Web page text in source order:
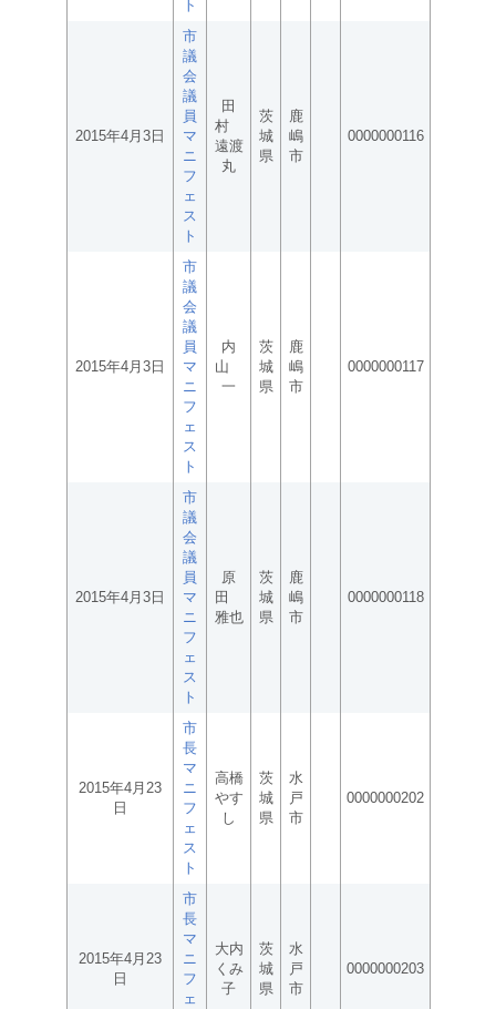
ト
2015年4月3日
市
議
会
議
員
マ
ニ
フ
ェ
ス
ト
田
村
遠渡
丸
茨
城
県
鹿
嶋
市
0000000116
2015年4月3日
市
議
会
議
員
マ
ニ
フ
ェ
ス
ト
内
山
一
茨
城
県
鹿
嶋
市
0000000117
2015年4月3日
市
議
会
議
員
マ
ニ
フ
ェ
ス
ト
原
田
雅也
茨
城
県
鹿
嶋
市
0000000118
2015年4月23
日
市
長
マ
ニ
フ
ェ
ス
ト
高橋
やす
し
茨
城
県
水
戸
市
0000000202
2015年4月23
日
市
長
マ
ニ
フ
ェ
大内
くみ
子
茨
城
県
水
戸
市
0000000203